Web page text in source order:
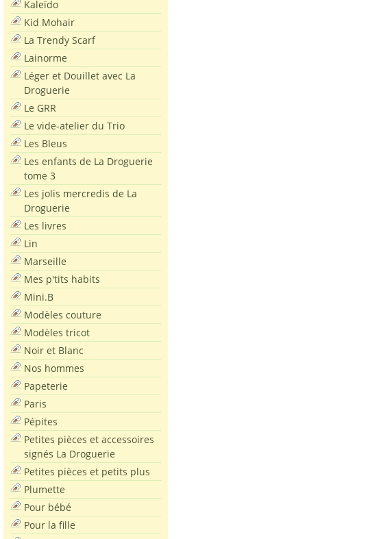
Kaleïdo
Kid Mohair
La Trendy Scarf
Lainorme
Léger et Douillet avec La
Droguerie
Le GRR
Le vide-atelier du Trio
Les Bleus
Les enfants de La Droguerie
tome 3
Les jolis mercredis de La
Droguerie
Les livres
Lin
Marseille
Mes p'tits habits
Mini.B
Modèles couture
Modèles tricot
Noir et Blanc
Nos hommes
Papeterie
Paris
Pépites
Petites pièces et accessoires
signés La Droguerie
Petites pièces et petits plus
Plumette
Pour bébé
Pour la fille